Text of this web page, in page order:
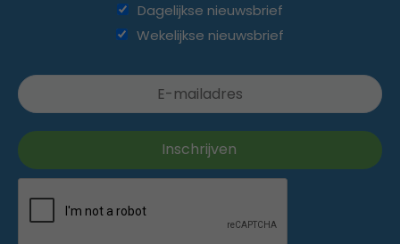
Dagelijkse nieuwsbrief
Wekelijkse nieuwsbrief